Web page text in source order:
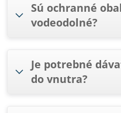
Sú ochranné
vodeodolné?
Je potrebné
do vnutra?